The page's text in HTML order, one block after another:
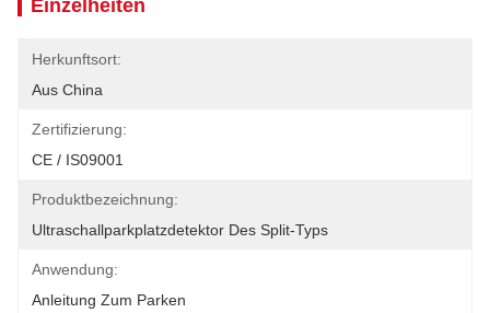
Einzelheiten
Herkunftsort:
Aus China
Zertifizierung:
CE / IS09001
Produktbezeichnung:
Ultraschallparkplatzdetektor Des Split-Typs
Anwendung:
Anleitung Zum Parken